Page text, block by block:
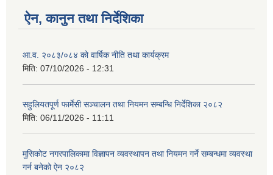
ऐन, कानुन तथा निर्देशिका
आ.व. २०८३/०८४ को वार्षिक नीति तथा कार्यक्रम
मिति: 07/10/2026 - 12:31
सहुलियतपूर्ण फार्मेसी सञ्चालन तथा नियमन सम्बन्धि निर्देशिका २०८२
मिति: 06/11/2026 - 11:11
मुसिकोट नगरपालिकामा विज्ञापन व्यवस्थापन तथा नियमन गर्ने सम्बन्धमा व्यवस्था
गर्न बनेको ऐन २०८२